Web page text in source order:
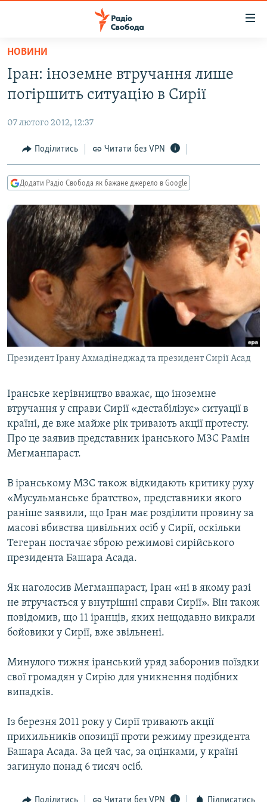
Перейти
основного
матеріалу
Перейти
до
навігації
Перейти
до
ВСЕ ЗА ДОБУ
СТАТТІ
ПОЛІТИКА
ЕКОНОМІКА
КУЛЬТУРА
СПОРТ
УКРАЇНА
ВІЙНА
РОСІЙСЬКА «ФІЛЬТРАЦІЯ»
КРИМ.РЕАЛІЇ
ТИ ЯК?
СХЕМИ
КИТАЙ.ВИКЛИКИ
МУЛЬТИМЕДІА
ФОТО
СПЕЦПРОЄКТИ
ПОДКАСТИ
РУС
УКР
КТАТ
Усі сайти RFE/RL
НОВИНИ
Іран: іноземне втручання лише
погіршить ситуацію в Сирії
07 лютого 2012, 12:37
Поділитись Читати без VPN
Додати Радіо Свобода як бажане джерело в Google
Президент Ірану Ахмадінеджад та президент Сирії Асад
Іранське керівництво вважає, що іноземне
втручання у справи Сирії «дестабілізує» ситуації в
країні, де вже майже рік тривають акції протесту.
Про це заявив представник іранського МЗС Рамін
Мегманпараст.
В іранському МЗС також відкидають критику руху
«Мусульманське братство», представники якого
раніше заявили, що Іран має розділити провину за
масові вбивства цивільних осіб у Сирії, оскільки
Тегеран постачає зброю режимові сирійського
президента Башара Асада.
Як наголосив Мегманпараст, Іран «ні в якому разі
не втручається у внутрішні справи Сирії». Він також
повідомив, що 11 іранців, яких нещодавно викрали
бойовики у Сирії, вже звільнені.
Минулого тижня іранський уряд заборонив поїздки
свої громадян у Сирію для уникнення подібних
випадків.
Із березня 2011 року у Сирії тривають акції
прихильників опозиції проти режиму президента
Башара Асада. За цей час, за оцінками, у країні
загинуло понад 6 тисяч осіб.